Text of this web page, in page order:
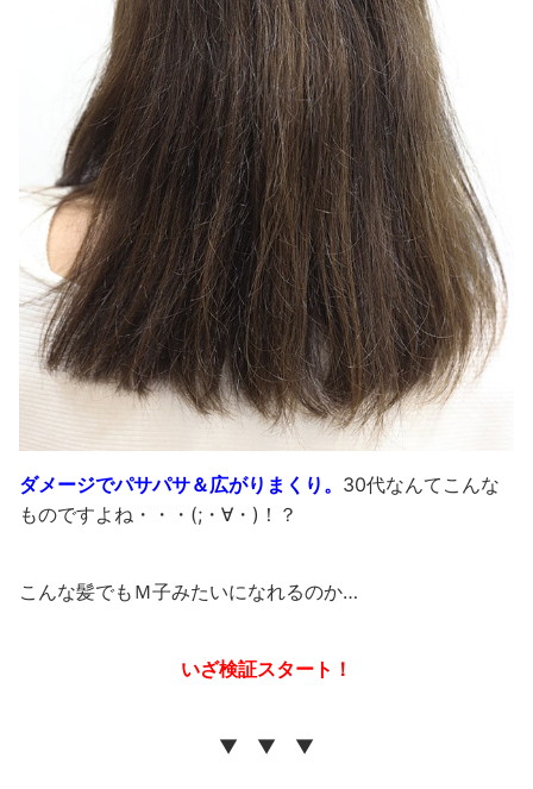
ダメージでパサパサ＆広がりまくり。 30代なんてこんな
ものですよね・・・(;・∀・)！？
こんな髪でもＭ子みたいになれるのか…
いざ検証スタート！
▼ ▼ ▼